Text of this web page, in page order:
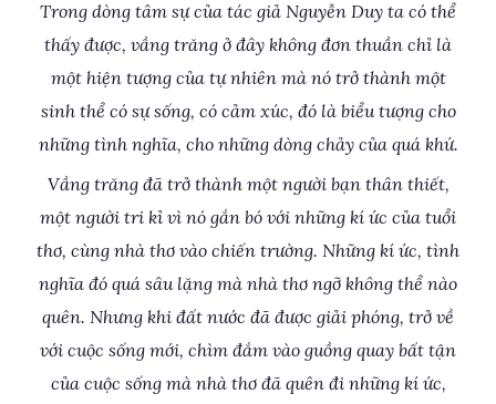
Trong dòng tâm sự của tác giả Nguyễn Duy ta có thể
thấy được, vầng trăng ở đây không đơn thuần chỉ là
một hiện tượng của tự nhiên mà nó trở thành một
sinh thể có sự sống, có cảm xúc, đó là biểu tượng cho
những tình nghĩa, cho những dòng chảy của quá khứ.
Vầng trăng đã trở thành một người bạn thân thiết,
một người tri kỉ vì nó gắn bó với những kí ức của tuổi
thơ, cùng nhà thơ vào chiến trường. Những kí ức, tình
nghĩa đó quá sâu lặng mà nhà thơ ngỡ không thể nào
quên. Nhưng khi đất nước đã được giải phóng, trở về
với cuộc sống mới, chìm đắm vào guồng quay bất tận
của cuộc sống mà nhà thơ đã quên đi những kí ức,